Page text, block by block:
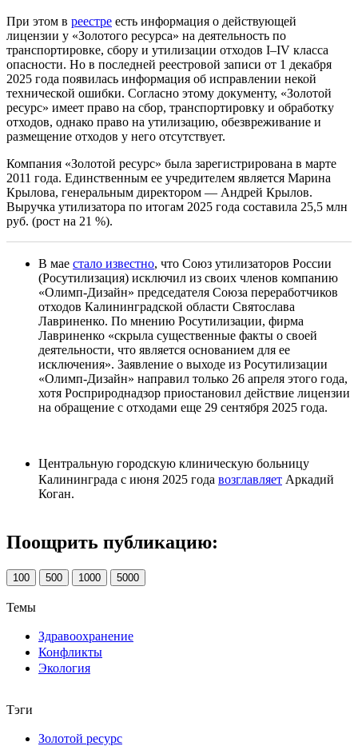
При этом в реестре есть информация о действующей
лицензии у «Золотого ресурса» на деятельность по
транспортировке, сбору и утилизации отходов I–IV класса
опасности. Но в последней реестровой записи от 1 декабря
2025 года появилась информация об исправлении некой
технической ошибки. Согласно этому документу, «Золотой
ресурс» имеет право на сбор, транспортировку и обработку
отходов, однако право на утилизацию, обезвреживание и
размещение отходов у него отсутствует.
Компания «Золотой ресурс» была зарегистрирована в марте
2011 года. Единственным ее учредителем является Марина
Крылова, генеральным директором — Андрей Крылов.
Выручка утилизатора по итогам 2025 года составила 25,5 млн
руб. (рост на 21 %).
В мае стало известно, что Союз утилизаторов России
(Росутилизация) исключил из своих членов компанию
«Олимп-Дизайн» председателя Союза переработчиков
отходов Калининградской области Святослава
Лавриненко. По мнению Росутилизации, фирма
Лавриненко «скрыла существенные факты о своей
деятельности, что является основанием для ее
исключения». Заявление о выходе из Росутилизации
«Олимп-Дизайн» направил только 26 апреля этого года,
хотя Росприроднадзор приостановил действие лицензии
на обращение с отходами еще 29 сентября 2025 года.
Центральную городскую клиническую больницу
Калининграда с июня 2025 года возглавляет Аркадий
Коган.
Поощрить публикацию:
100 500 1000 5000
Темы
Здравоохранение
Конфликты
Экология
Тэги
Золотой ресурс